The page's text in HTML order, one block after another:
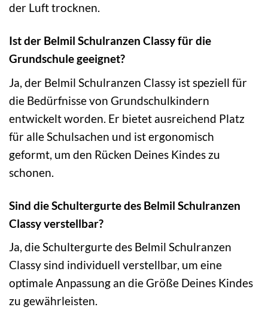
der Luft trocknen.
Ist der Belmil Schulranzen Classy für die
Grundschule geeignet?
Ja, der Belmil Schulranzen Classy ist speziell für
die Bedürfnisse von Grundschulkindern
entwickelt worden. Er bietet ausreichend Platz
für alle Schulsachen und ist ergonomisch
geformt, um den Rücken Deines Kindes zu
schonen.
Sind die Schultergurte des Belmil Schulranzen
Classy verstellbar?
Ja, die Schultergurte des Belmil Schulranzen
Classy sind individuell verstellbar, um eine
optimale Anpassung an die Größe Deines Kindes
zu gewährleisten.